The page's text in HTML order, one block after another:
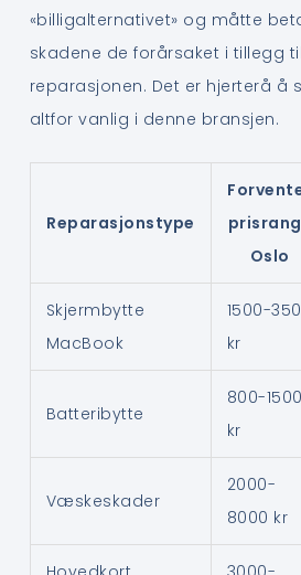
«billigalternativet» og måtte
skadene de forårsaket i tillegg
reparasjonen. Det er hjerterå å
altfor vanlig i denne bransjen.
Reparasjonstype
Oslo
Skjermbytte
MacBook
1500-
kr
Batteribytte
800-1500
kr
Væskeskader
2000-
8000 kr